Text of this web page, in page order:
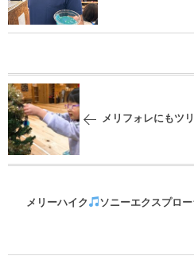
メリフォレにもツ
メリーハイク ソニーエクスプロ